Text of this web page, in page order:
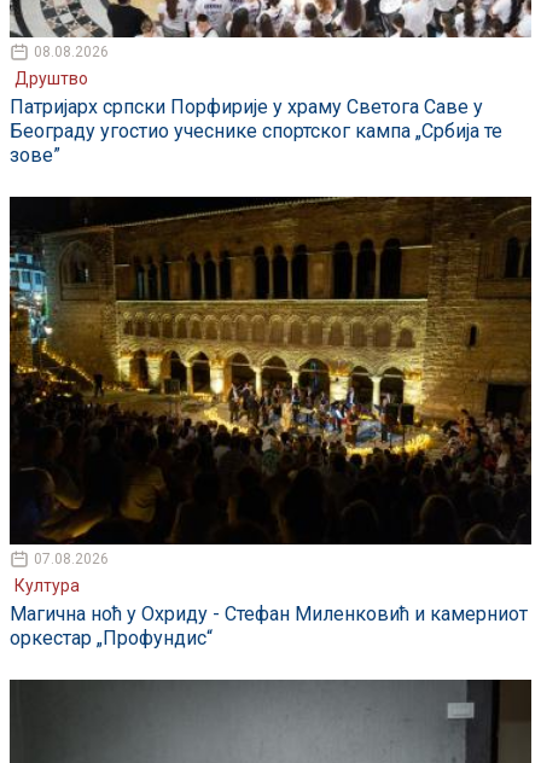
08.08.2026
Друштво
Патријарх српски Порфирије у храму Светога Саве у
Београду угостио учеснике спортског кампа „Србија те
зове”
07.08.2026
Култура
Магична ноћ у Охриду - Стефан Миленковић и камерниот
оркестар „Профундис“